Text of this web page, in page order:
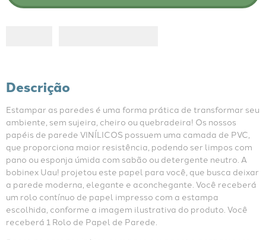
Adicionar ao carrinho
Descrição
Estampar as paredes é uma forma prática de transformar seu